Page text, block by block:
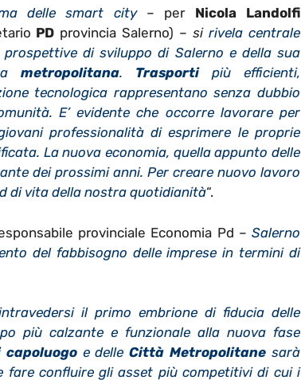
delle smart city – per Nicola Landolfi
PD provincia Salerno) –si rivela centrale
prospettive di sviluppo di Salerno e della sua
metropolitana. Trasportipiù efficienti,
tecnologica rappresentano senza dubbio
E’ evidente che occorre lavorare per
professionalità di esprimere le proprie
La nuova economia, quella appunto delle
dei prossimi anni. Per creare nuovo lavoro
di vita della nostra quotidianità“.
provinciale Economia Pd – Salerno
del fabbisogno delle imprese in termini di
il primo embrione di fiducia delle
più calzante e funzionale alla nuova fase
capoluogoe delleCittà Metropolitane sarà
fare confluire gli asset più competitivi di cui i